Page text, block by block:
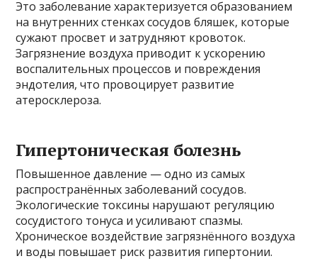
Это заболевание характеризуется образованием
на внутренних стенках сосудов бляшек, которые
сужают просвет и затрудняют кровоток.
Загрязнение воздуха приводит к ускорению
воспалительных процессов и повреждения
эндотелия, что провоцирует развитие
атеросклероза.
Гипертоническая болезнь
Повышенное давление — одно из самых
распространённых заболеваний сосудов.
Экологические токсины нарушают регуляцию
сосудистого тонуса и усиливают спазмы.
Хроническое воздействие загрязнённого воздуха
и воды повышает риск развития гипертонии.